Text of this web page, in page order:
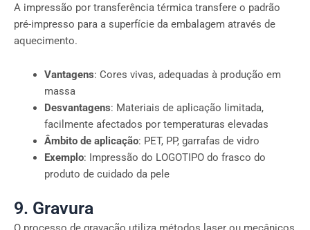
A impressão por transferência térmica transfere o padrão
pré-impresso para a superfície da embalagem através de
aquecimento.
Vantagens: Cores vivas, adequadas à produção em
massa
Desvantagens: Materiais de aplicação limitada,
facilmente afectados por temperaturas elevadas
Âmbito de aplicação: PET, PP, garrafas de vidro
Exemplo: Impressão do LOGOTIPO do frasco do
produto de cuidado da pele
9. Gravura